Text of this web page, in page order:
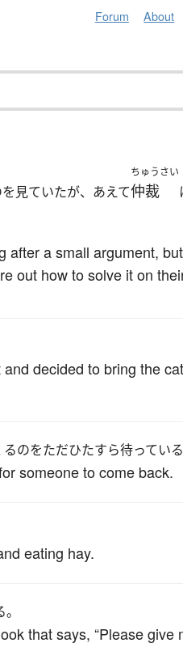
Forum About
見ていたが、あえて
ちゅうさい
仲裁
after a small argument,
out how to solve it on
decided to bring the
のをただひたすら待っている
someone to come back.
eating hay.
that says, “Please give